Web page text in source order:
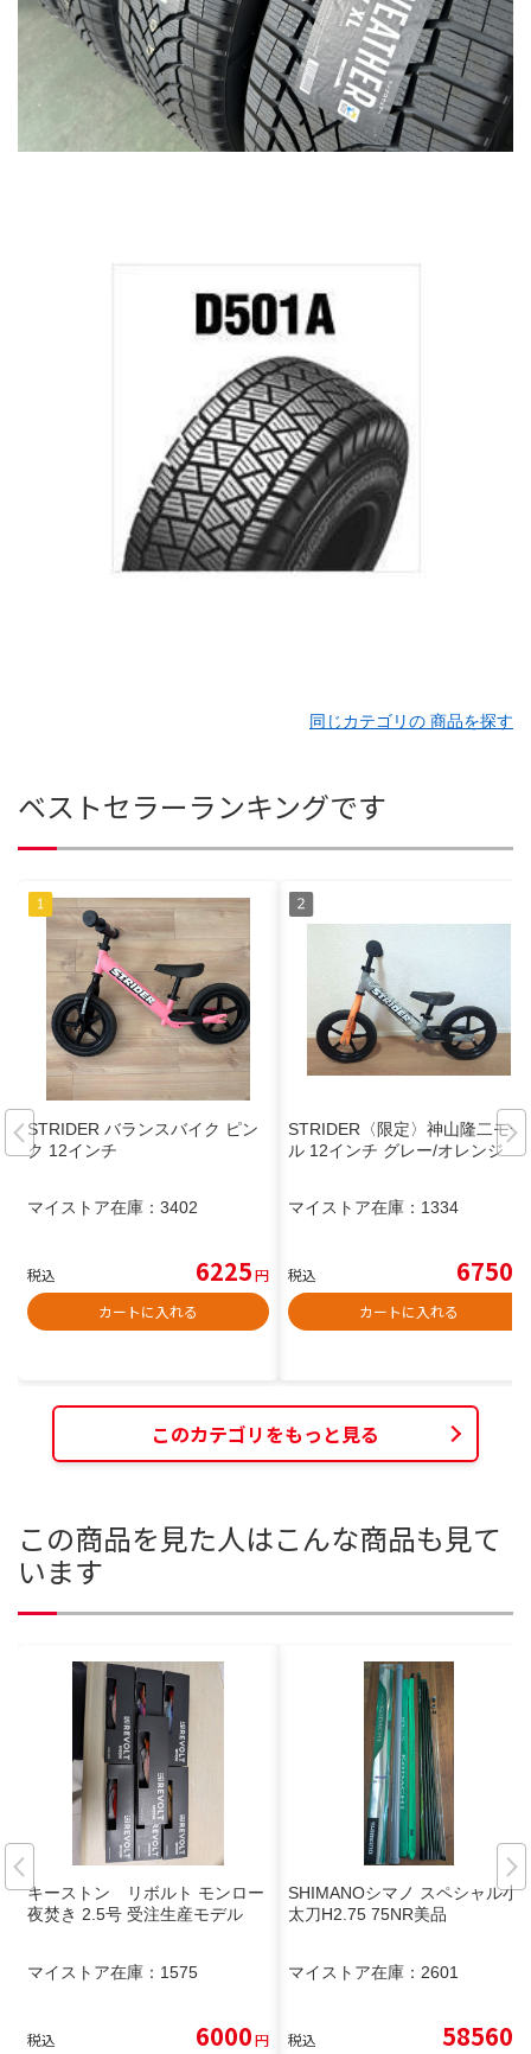
同じカテゴリの 商品を探す
ベストセラーランキングです
STRIDER バランスバイク ピン
ク 12インチ
マイストア在庫： 3402
税込 6225円
カートに入れる
STRIDER〈限定〉神山隆二モデ
ル 12インチ グレー/オレンジ
マイストア在庫： 1334
税込 6750
カートに入れる
このカテゴリをもっと見る
この商品を見た人はこんな商品も見て
います
キーストン リボルト モンロー
夜焚き 2.5号 受注生産モデル
マイストア在庫： 1575
税込 6000円
SHIMANOシマノ スペシャル小
太刀H2.75 75NR美品
マイストア在庫： 2601
税込 58560